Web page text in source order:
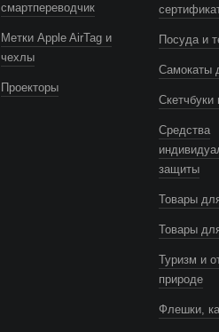
смартпереводчик
Метки Apple AirTag и
чехлы
Проекторы
Посуда и
Самокаты
Скетчбуки
Средства
защиты
Товары
Товары
Туризм и
природе
Флешки,